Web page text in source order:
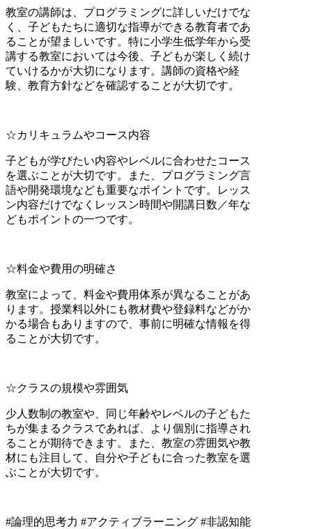
教室の講師は、プログラミングに詳しいだけでな
く、子どもたちに適切な指導ができる教育者であ
ることが望ましいです。特に小学生低学年から受
講する教室においては今後、子どもが楽しく続け
ていけるかが大切になります。講師の資格や経
験、教育方針などを確認することが大切です。
☆カリキュラムやコース内容
子どもが学びたい内容やレベルに合わせたコース
を選ぶことが大切です。また、プログラミング言
語や開発環境なども重要なポイントです。レッス
ン内容だけでなくレッスン時間や開講日数／年な
どもポイントの一つです。
☆料金や費用の明確さ
教室によって、料金や費用体系が異なることがあ
ります。授業料以外にも教材費や登録料などがか
かる場合もありますので、事前に明確な情報を得
ることが大切です。
☆クラスの規模や雰囲気
少人数制の教室や、同じ年齢やレベルの子どもた
ちが集まるクラスであれば、より個別に指導され
ることが期待できます。また、教室の雰囲気や教
材にも注目して、自分や子どもに合った教室を選
ぶことが大切です。
#論理的思考力 #アクティブラーニング #非認知能